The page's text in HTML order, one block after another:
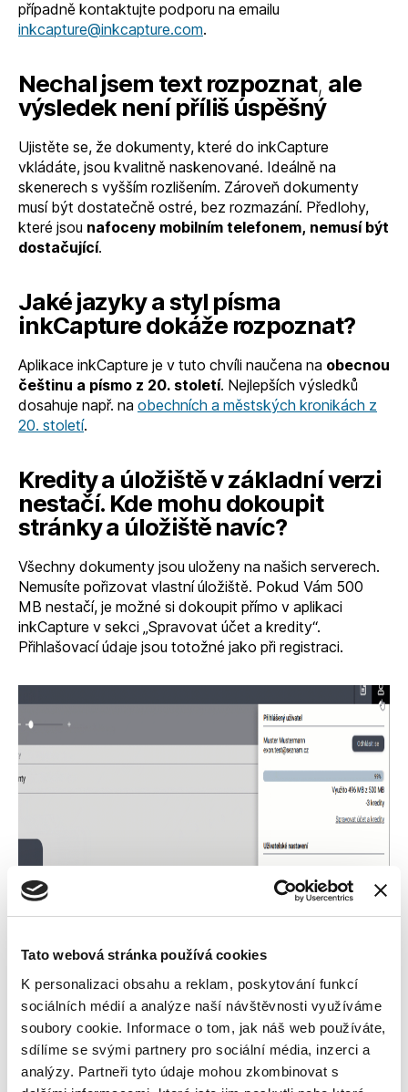
Tato webová stránka používá cookies
K personalizaci obsahu a reklam, poskytování funkcí
sociálních médií a analýze naší návštěvnosti využíváme
soubory cookie. Informace o tom, jak náš web používáte,
sdílíme se svými partnery pro sociální média, inzerci a
analýzy. Partneři tyto údaje mohou zkombinovat s
případně kontaktujte podporu na emailu
inkcapture@inkcapture.com.
Nechal jsem text rozpoznat, ale
výsledek není příliš úspěšný
Ujistěte se, že dokumenty, které do inkCapture
vkládáte, jsou kvalitně naskenované. Ideálně na
skenerech s vyšším rozlišením. Zároveň dokumenty
musí být dostatečně ostré, bez rozmazání. Předlohy,
které jsou nafoceny mobilním telefonem, nemusí být
dostačující.
Jaké jazyky a styl písma
inkCapture dokáže rozpoznat?
Aplikace inkCapture je v tuto chvíli naučena na obecnou
češtinu a písmo z 20. století. Nejlepších výsledků
dosahuje např. na obechních a městských kronikách z
20. století.
Kredity a úložiště v základní verzi
nestačí. Kde mohu dokoupit
stránky a úložiště navíc?
Všechny dokumenty jsou uloženy na našich serverech.
Nemusíte pořizovat vlastní úložiště. Pokud Vám 500
MB nestačí, je možné si dokoupit přímo v aplikaci
inkCapture v sekci „Spravovat účet a kredity“.
Přihlašovací údaje jsou totožné jako při registraci.
Jak poznám, kolik kreditů mám
k dispozici?
Aktuální stav kreditů a čerpání úložiště je viditelné
v aplikaci v pravém horním rohu.